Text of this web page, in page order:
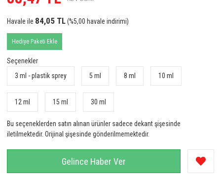
Havale ile 84,05 TL(%5,00 havale indirimi)
Hediye Paketi Ekle
Seçenekler
3 ml - plastik sprey
5 ml 8 ml 10 ml
12 ml 15 ml 30 ml
Bu seçeneklerden satın alınan ürünler sadece dekant şişesinde
iletilmektedir. Orijinal şişesinde gönderilmemektedir.
Gelince Haber Ver